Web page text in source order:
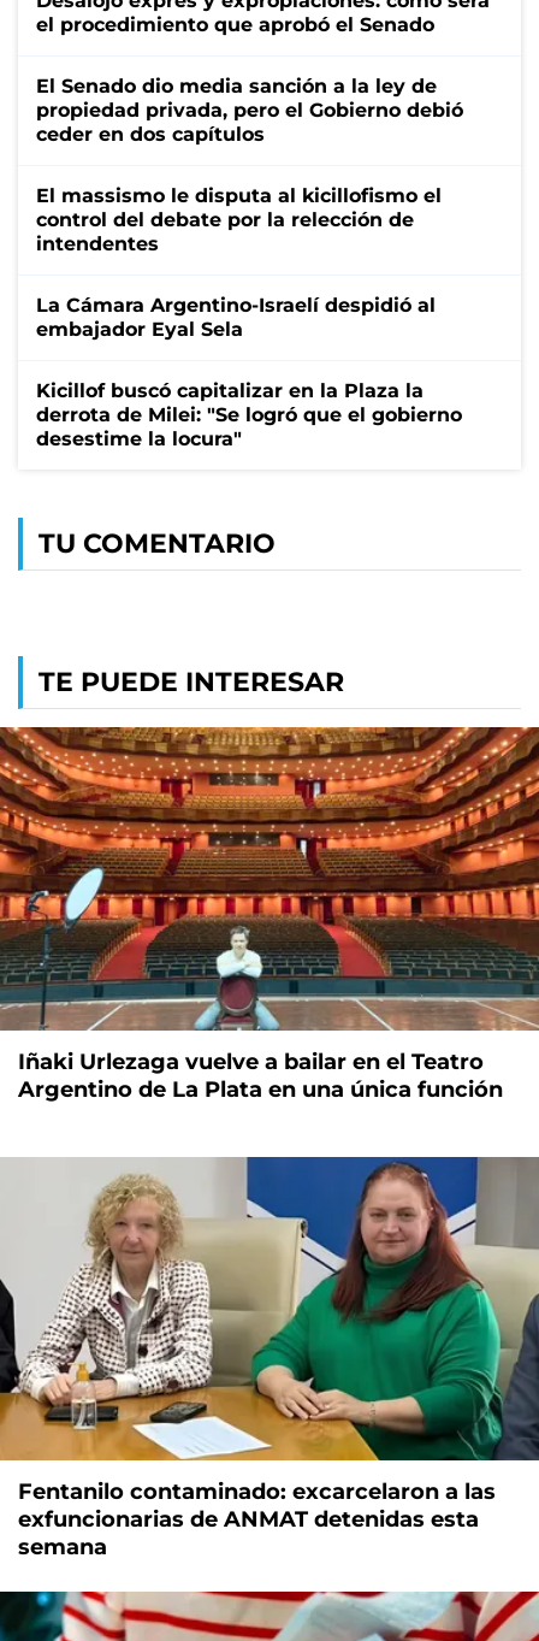
el procedimiento que aprobó el Senado
El Senado dio media sanción a la ley de
propiedad privada, pero el Gobierno debió
ceder en dos capítulos
El massismo le disputa al kicillofismo el
control del debate por la relección de
intendentes
La Cámara Argentino-Israelí despidió al
embajador Eyal Sela
Kicillof buscó capitalizar en la Plaza la
derrota de Milei: "Se logró que el gobierno
desestime la locura"
TU COMENTARIO
TE PUEDE INTERESAR
Iñaki Urlezaga vuelve a bailar en el Teatro
Argentino de La Plata en una única función
Fentanilo contaminado: excarcelaron a las
exfuncionarias de ANMAT detenidas esta
semana